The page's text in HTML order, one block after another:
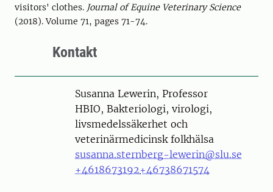
visitors' clothes. Journal of Equine Veterinary Science
(2018). Volume 71, pages 71-74.
Kontakt
PersonSusanna Lewerin, Professor
HBIO, Bakteriologi, virologi,
livsmedelssäkerhet och
veterinärmedicinsk folkhälsa
susanna.sternberg-lewerin@slu.se
+4618673192+46738671574